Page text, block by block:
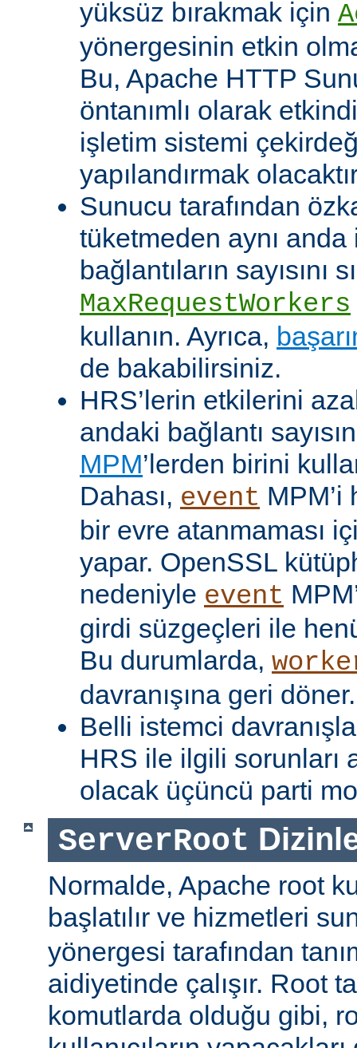
yüksüz bırakmak için
yönergesinin etkin
Bu, Apache HTTP
öntanımlı olarak
işletim sistemi
yapılandırmak
Sunucu tarafından
tüketmeden aynı
bağlantıların sayısını
MaxRequestWorkers
kullanın. Ayrıca,
de bakabilirsiniz.
HRS’lerin etkilerini
andaki bağlantı
MPM’lerden birini
Dahası, event MPM’i
bir evre atanmaması
yapar. OpenSSL
nedeniyle event
girdi süzgeçleri ile
Bu durumlarda,
davranışına geri döner.
Belli istemci
HRS ile ilgili sorunları
olacak üçüncü parti
ServerRoot
Normalde, Apache root
başlatılır ve hizmetleri
yönergesi tarafından
aidiyetinde çalışır. Root
komutlarda olduğu gibi,